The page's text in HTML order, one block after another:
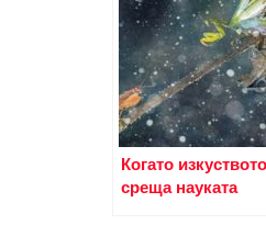
Когато изкуството
среща науката